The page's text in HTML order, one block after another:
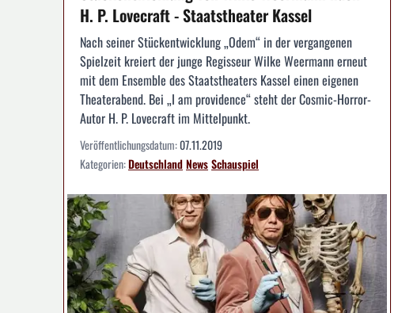
H. P. Lovecraft - Staatstheater Kassel
Nach seiner Stückentwicklung „Odem“ in der vergangenen
Spielzeit kreiert der junge Regisseur Wilke Weermann erneut
mit dem Ensemble des Staatstheaters Kassel einen eigenen
Theaterabend. Bei „I am providence“ steht der Cosmic-Horror-
Autor H. P. Lovecraft im Mittelpunkt.
Veröffentlichungsdatum:07.11.2019
Kategorien:DeutschlandNewsSchauspiel